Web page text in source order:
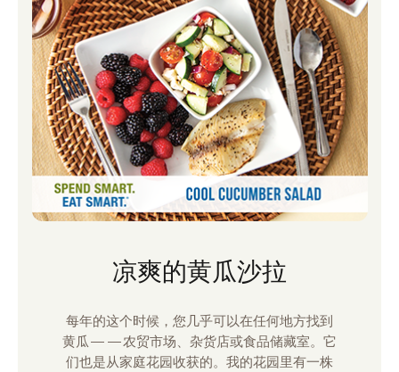
凉爽的黄瓜沙拉
每年的这个时候，您几乎可以在任何地方找到
黄瓜——农贸市场、杂货店或食品储藏室。它
们也是从家庭花园收获的。我的花园里有一株